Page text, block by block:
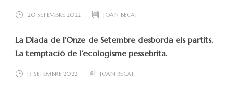
20 SETEMBRE 2022 JOAN BECAT
La Diada de l’Onze de Setembre desborda els partits.
La temptació de l’ecologisme pessebrita.
13 SETEMBRE 2022 JOAN BECAT